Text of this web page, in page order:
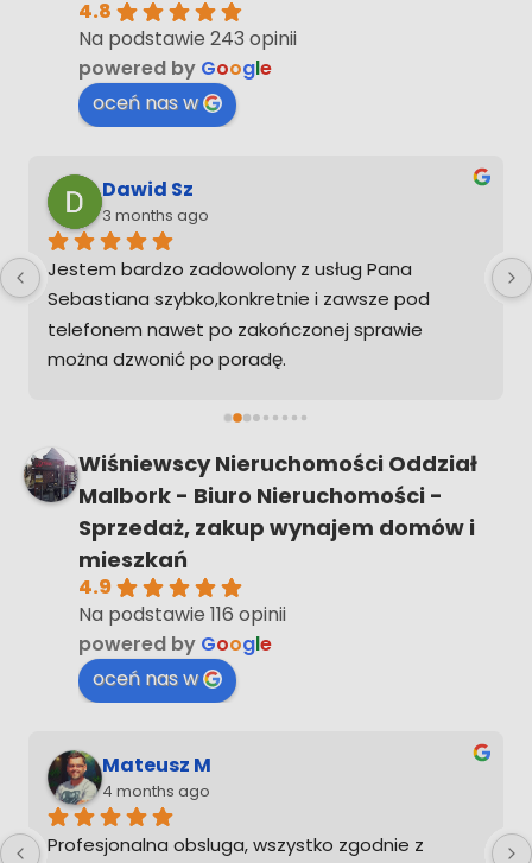
4.8
Na podstawie 243 opinii
powered by Google
oceń nas w
Dawid Sz
3 months ago
Jestem bardzo zadowolony z usług Pana
Sebastiana szybko,konkretnie i zawsze pod
telefonem nawet po zakończonej sprawie
można dzwonić po poradę.
nieruchomość na pewno zadzwonię żebym nie
musiał ogarniać tego sam
Wiśniewscy Nieruchomości Oddział
Malbork - Biuro Nieruchomości -
Sprzedaż, zakup wynajem domów i
mieszkań
4.9
Na podstawie 116 opinii
powered by Google
oceń nas w
Mateusz M
4 months ago
Profesjonalna obsluga, wszystko zgodnie z